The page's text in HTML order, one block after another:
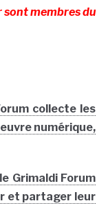
sont membres du
collecte les
numérique,
Grimaldi Forum
et partager leur